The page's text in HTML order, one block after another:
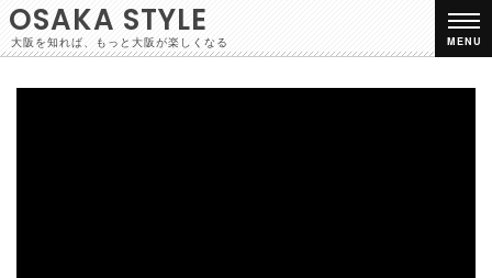
OSAKA STYLE
大阪を知れば、もっと大阪が楽しくなる MENU